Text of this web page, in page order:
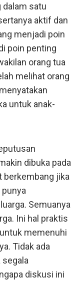
dalam satu
aktif dan
menjadi poin
poin penting
orang tua
melihat orang
untuk anak-
dibuka pada
berkembang jika
Semuanya
Ini hal praktis
memenuhi
Tidak ada
diskusi ini